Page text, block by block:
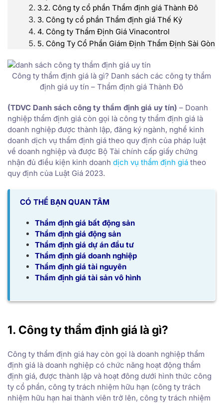
3.2. Công ty cổ phần Thẩm định giá Thành Đô
3. Công ty cổ phần Thẩm định giá Thế Kỷ
4. Công ty Thẩm Định Giá Vinacontrol
5. Công Ty Cổ Phần Giám Định Thẩm Định Sài Gòn
Công ty thẩm định giá là gì? Danh sách các công ty thẩm
định giá uy tín – Thẩm định giá Thành Đô
(TDVC Danh sách công ty thẩm định giá uy tín) – Doanh
nghiệp thẩm định giá còn gọi là công ty thẩm định giá là
doanh nghiệp được thành lập, đăng ký ngành, nghề kinh
doanh dịch vụ thẩm định giá theo quy định của pháp luật
về doanh nghiệp và được Bộ Tài chính cấp giấy chứng
nhận đủ điều kiện kinh doanh dịch vụ thẩm định giá theo
quy định của Luật Giá 2023.
CÓ THỂ BẠN QUAN TÂM
Thẩm định giá bất động sản
Thẩm định giá động sản
Thẩm định giá dự án đầu tư
Thẩm định giá doanh nghiệp
Thẩm định giá tài nguyên
Thẩm định giá tài sản vô hình
1. Công ty thẩm định giá là gì?
Công ty thẩm định giá hay còn gọi là doanh nghiệp thẩm
định giá là doanh nghiệp có chức năng hoạt động thẩm
định giá, được thành lập và hoạt đông dưới hình thức công
ty cổ phần, công ty trách nhiệm hữu hạn (công ty trách
nhiệm hữu hạn hai thành viên trở lên, công ty trách nhiệm